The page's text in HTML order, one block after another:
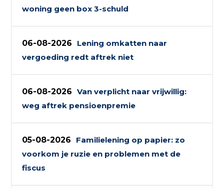
woning geen box 3-schuld
06-08-2026
Lening omkatten naar
vergoeding redt aftrek niet
06-08-2026 Van verplicht naar vrijwillig:
weg aftrek pensioenpremie
05-08-2026
Familielening op papier: zo
voorkom je ruzie en problemen met de
fiscus